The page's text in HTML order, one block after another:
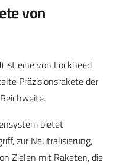
von
ist eine von Lockheed
Präzisionsrakete der
bietet
zur Neutralisierung,
Zielen mit Raketen, die